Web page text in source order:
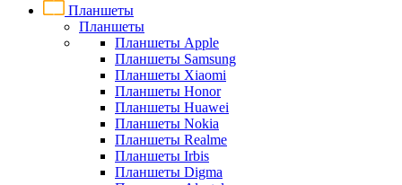
Планшеты
Планшеты
Планшеты Apple
Планшеты Samsung
Планшеты Xiaomi
Планшеты Honor
Планшеты Huawei
Планшеты Nokia
Планшеты Realme
Планшеты Irbis
Планшеты Digma